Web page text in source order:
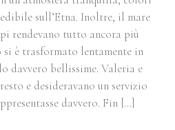
sull’Etna. Inoltre, il mare
rendevano tutto ancora più
è trasformato lentamente in
davvero bellissime. Valeria e
e desideravano un servizio
davvero. Fin […]